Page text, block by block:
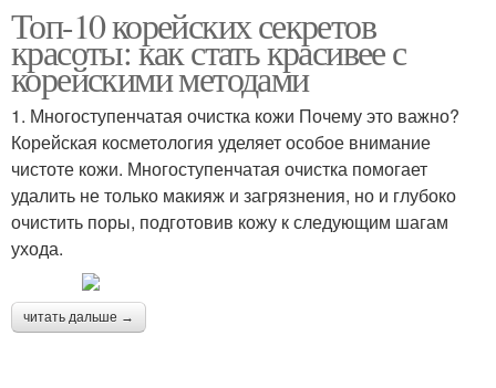
Топ-10 корейских секретов
красоты: как стать красивее с
корейскими методами
1. Многоступенчатая очистка кожи Почему это важно?
Корейская косметология уделяет особое внимание
чистоте кожи. Многоступенчатая очистка помогает
удалить не только макияж и загрязнения, но и глубоко
очистить поры, подготовив кожу к следующим шагам
ухода.
читать дальше →